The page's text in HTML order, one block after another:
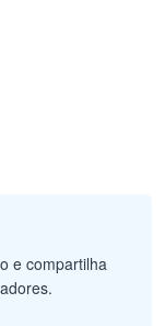
e compartilha